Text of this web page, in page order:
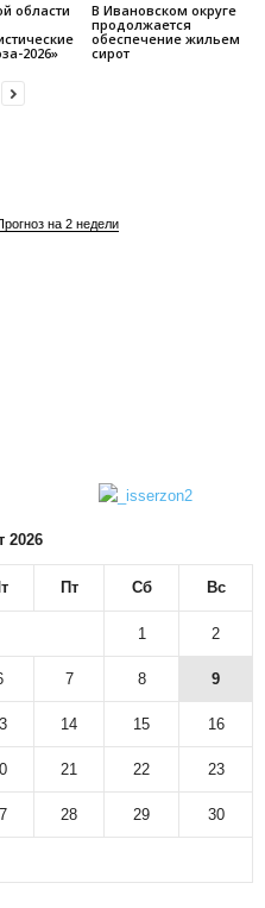
области
2026»
В Ивановском округе
продолжается
обеспечение жильем
сирот
на 2 недели
2026
Пт Сб Вс
1 2
7 8 9
14 15 16
21 22 23
28 29 30